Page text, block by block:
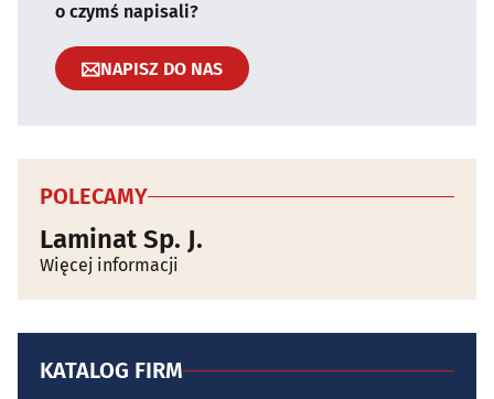
o czymś napisali?
NAPISZ DO NAS
POLECAMY
Laminat Sp. J.
Więcej informacji
KATALOG FIRM